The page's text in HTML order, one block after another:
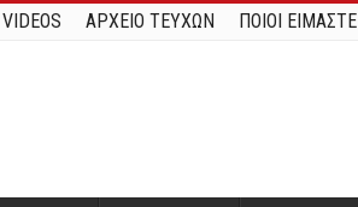
VIDEOS ΑΡΧΕΙΟ ΤΕΥΧΩΝ ΠΟΙΟΙ ΕΙΜΑΣΤΕ